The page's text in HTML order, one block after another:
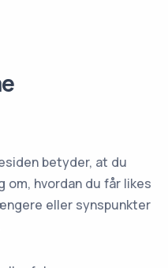
betyder, at du
om, hvordan du får likes
eller synspunkter